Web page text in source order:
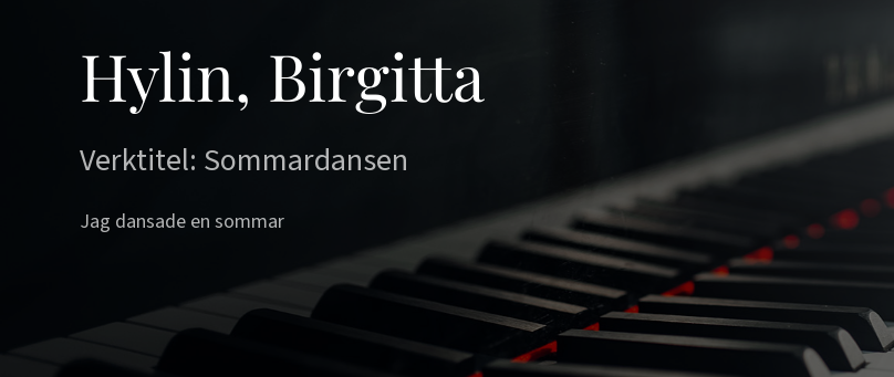
Hylin, Birgitta
Verktitel: Sommardansen
Jag dansade en sommar